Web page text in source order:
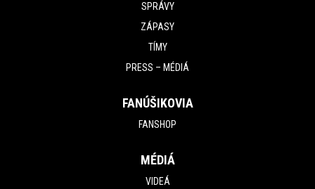
SPRÁVY
ZÁPASY
TÍMY
PRESS – MÉDIÁ
FANÚŠIKOVIA
FANSHOP
MÉDIÁ
VIDEÁ